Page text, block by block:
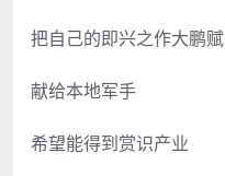
把自己的即兴之作大鹏赋
献给本地军手
希望能得到赏识产业